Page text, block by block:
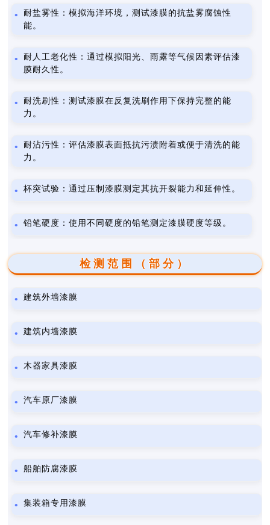
耐盐雾性：模拟海洋环境，测试漆膜的抗盐雾腐蚀性
能。
耐人工老化性：通过模拟阳光、雨露等气候因素评估漆
膜耐久性。
耐洗刷性：测试漆膜在反复洗刷作用下保持完整的能
力。
耐沾污性：评估漆膜表面抵抗污渍附着或便于清洗的能
力。
杯突试验：通过压制漆膜测定其抗开裂能力和延伸性。
铅笔硬度：使用不同硬度的铅笔测定漆膜硬度等级。
检测范围（部分）
建筑外墙漆膜
建筑内墙漆膜
木器家具漆膜
汽车原厂漆膜
汽车修补漆膜
船舶防腐漆膜
集装箱专用漆膜